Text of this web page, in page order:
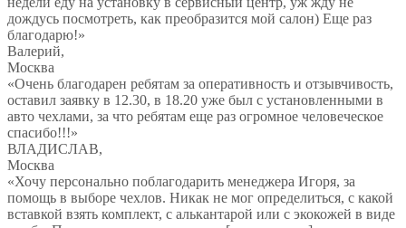
дождусь посмотреть, как преобразится мой салон) Еще раз
благодарю!»
Валерий,
Москва
«Очень благодарен ребятам за оперативность и отзывчивость,
оставил заявку в 12.30, в 18.20 уже был с установленными в
авто чехлами, за что ребятам еще раз огромное человеческое
спасибо!!!»
ВЛАДИСЛАВ,
Москва
«Хочу персонально поблагодарить менеджера Игоря, за
помощь в выборе чехлов. Никак не мог определиться, с какой
вставкой взять комплект, с алькантарой или с экокожей в виде